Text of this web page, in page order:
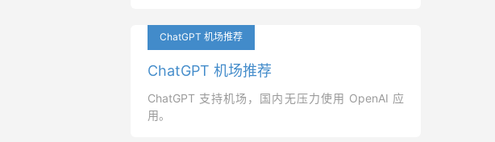
ChatGPT 机场推荐
ChatGPT 机场推荐
ChatGPT 支持机场，国内无压力使用 OpenAI 应
用。